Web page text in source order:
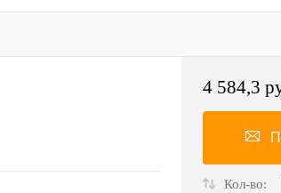
4 584,3
Кол-во: